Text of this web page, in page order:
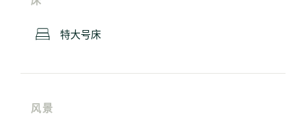
特大号床
风景